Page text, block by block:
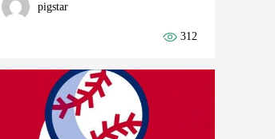
pigstar
312